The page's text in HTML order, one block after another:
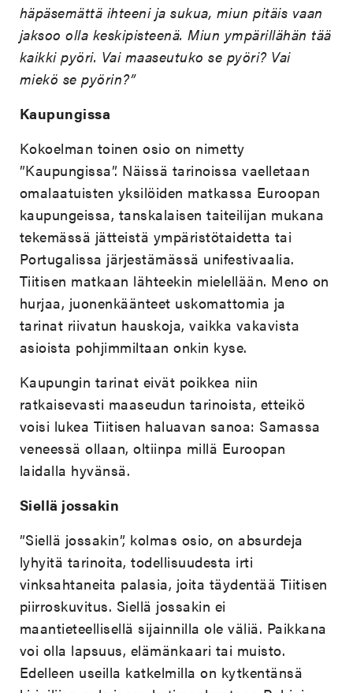
häpäsemättä ihteeni ja sukua, miun pitäis vaan
jaksoo olla keskipisteenä. Miun ympärillähän tää
kaikki pyöri. Vai maaseutuko se pyöri? Vai
miekö se pyörin?”
Kaupungissa
Kokoelman toinen osio on nimetty
”Kaupungissa”. Näissä tarinoissa vaelletaan
omalaatuisten yksilöiden matkassa Euroopan
kaupungeissa, tanskalaisen taiteilijan mukana
tekemässä jätteistä ympäristötaidetta tai
Portugalissa järjestämässä unifestivaalia.
Tiitisen matkaan lähteekin mielellään. Meno on
hurjaa, juonenkäänteet uskomattomia ja
tarinat riivatun hauskoja, vaikka vakavista
asioista pohjimmiltaan onkin kyse.
Kaupungin tarinat eivät poikkea niin
ratkaisevasti maaseudun tarinoista, etteikö
voisi lukea Tiitisen haluavan sanoa: Samassa
veneessä ollaan, oltiinpa millä Euroopan
laidalla hyvänsä.
Siellä jossakin
”Siellä jossakin”, kolmas osio, on absurdeja
lyhyitä tarinoita, todellisuudesta irti
vinksahtaneita palasia, joita täydentää Tiitisen
piirroskuvitus. Siellä jossakin ei
maantieteellisellä sijainnilla ole väliä. Paikkana
voi olla lapsuus, elämänkaari tai muisto.
Edelleen useilla katkelmilla on kytkentänsä